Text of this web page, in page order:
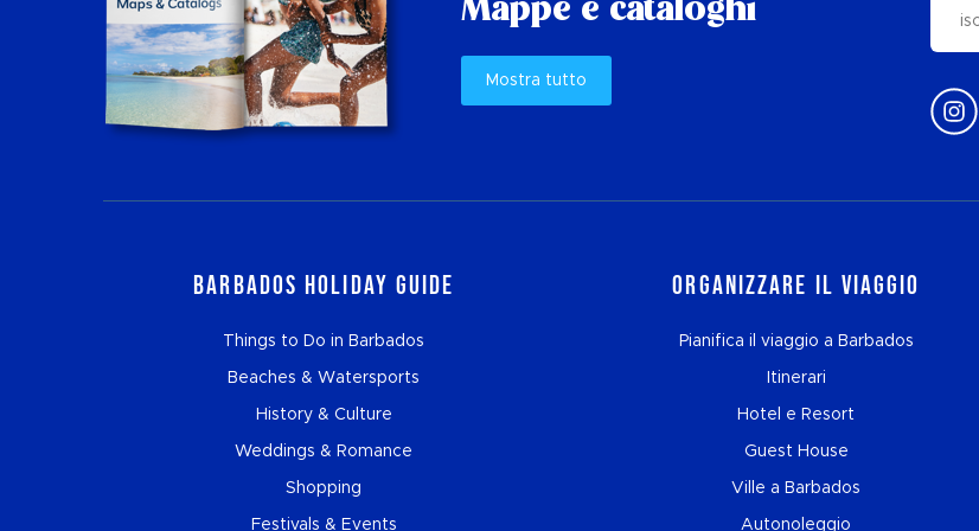
Mappe e cataloghi
Mostra tutto
Barbados Holiday Guide
Things to Do in Barbados
Beaches & Watersports
History & Culture
Weddings & Romance
Shopping
Festivals & Events
Organizzare il viaggio
Pianifica il viaggio a Barbados
Itinerari
Hotel e Resort
Guest House
Ville a Barbados
Autonoleggio